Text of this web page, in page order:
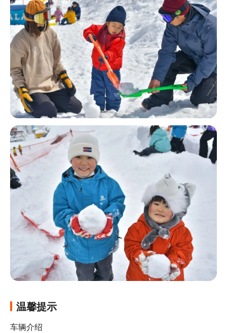
温馨提示
车辆介绍